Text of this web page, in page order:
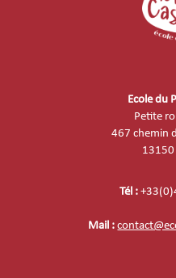
Ecole du
Petite
467 chemin
13150
Tél :
Mail :